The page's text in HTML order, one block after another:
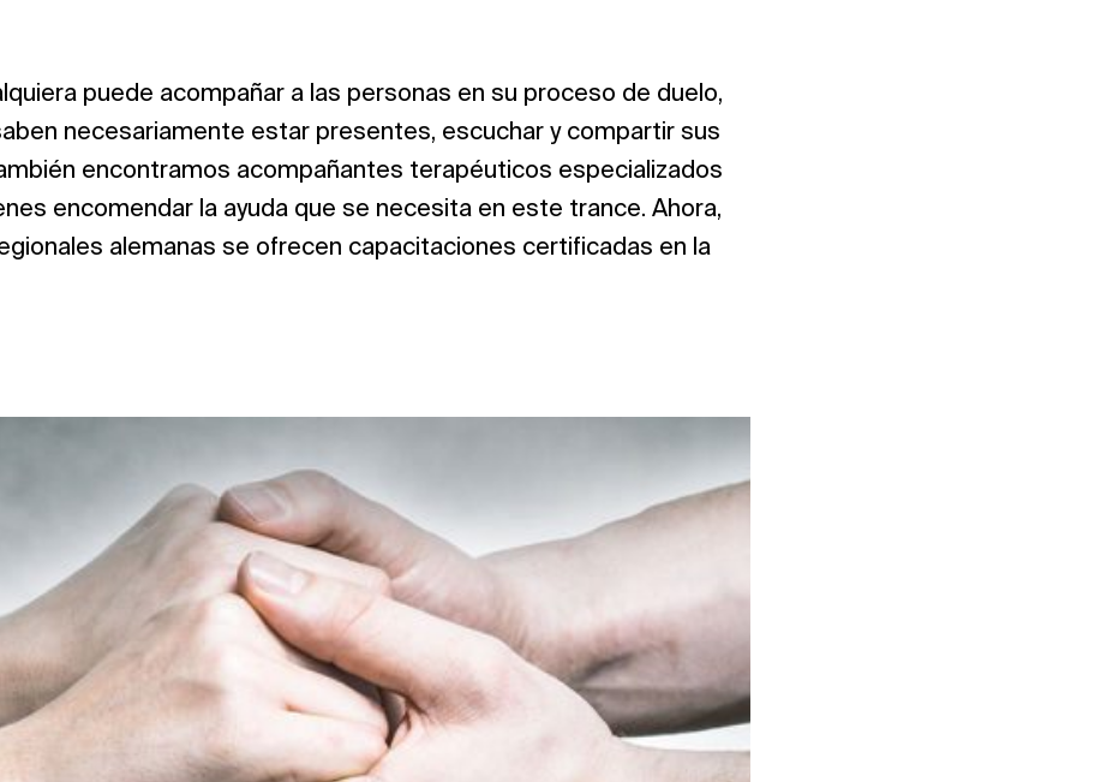
puede acompañar a las personas en su proceso de duelo,
necesariamente estar presentes, escuchar y compartir sus
encontramos acompañantes terapéuticos especializados
encomendar la ayuda que se necesita en este trance. Ahora,
alemanas se ofrecen capacitaciones certificadas en la